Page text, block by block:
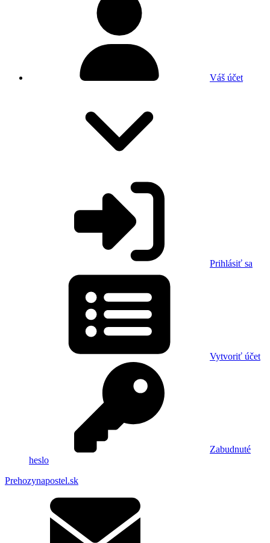
Váš účet
Prihlásiť sa
Vytvoriť účet
Zabudnuté
heslo
Prehozynapostel.sk